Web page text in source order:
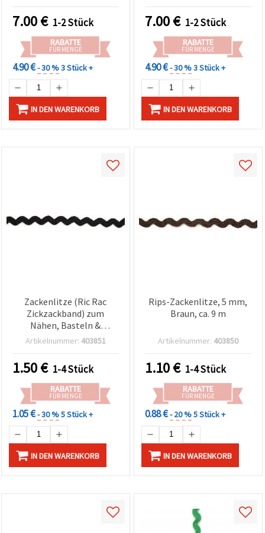
7.00€ 1-2 Stück
RABATTE
FÜR MENGE
4.90 €- 30 %3 Stück +
IN DEN WARENKORB
7.00€ 1-2 Stück
RABATTE
FÜR MENGE
4.90 €- 30 %3 Stück +
IN DEN WARENKORB
Zackenlitze (Ric Rac
Zickzackband) zum
Nähen, Basteln &
Dekorieren, 5 mm,
Artikelnummer: 403851
1.50€ 1-4 Stück
RABATTE
FÜR MENGE
1.05 €- 30 %5 Stück +
IN DEN WARENKORB
Rips-Zackenlitze, 5 mm,
Braun, ca. 9 m
Artikelnummer: 403850
1.10€ 1-4 Stück
RABATTE
FÜR MENGE
0.88 €- 20 %5 Stück +
IN DEN WARENKORB